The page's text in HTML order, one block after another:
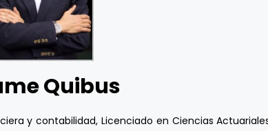
Quibus
y contabilidad, Licenciado en Ciencias